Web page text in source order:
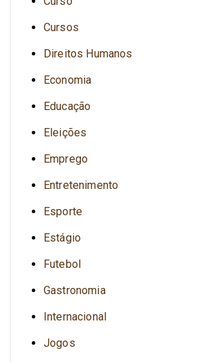
Cursos
Direitos Humanos
Economia
Educação
Eleições
Emprego
Entretenimento
Esporte
Estágio
Futebol
Gastronomia
Internacional
Jogos